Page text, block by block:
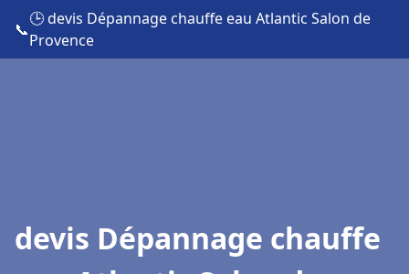
📞
🕒 devis Dépannage chauffe eau Atlantic Salon de
Provence
devis Dépannage chauffe